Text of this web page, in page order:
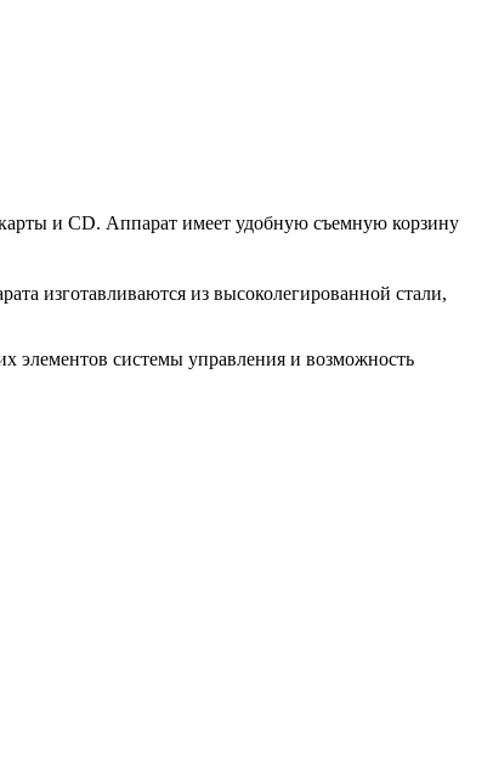
и CD. Аппарат имеет удобную съемную корзину
изготавливаются из высоколегированной стали,
элементов системы управления и возможность